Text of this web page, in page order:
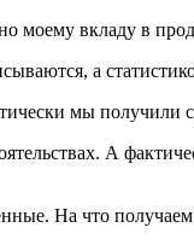
моему вкладу в
а
мы получили
А
На что